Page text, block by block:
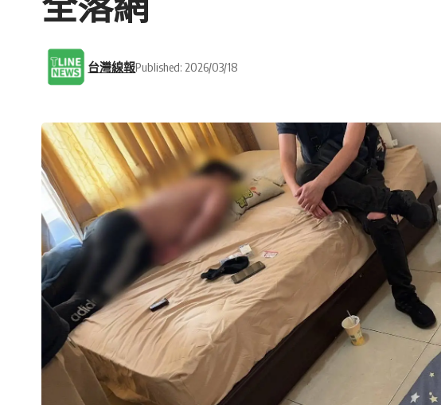
台灣線報Published: 2026/03/18